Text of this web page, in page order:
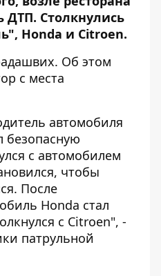
ДТП. Столкнулись
Honda и Citroen.
Об этом
с места
автомобиля
безопасную
с автомобилем
чтобы
После
Honda стал
с Citroen", -
патрульной